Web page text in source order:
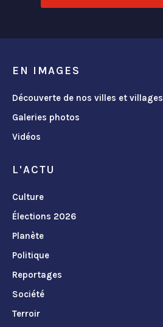
EN IMAGES
Découverte de nos villes et villages
Galeries photos
Vidéos
L'ACTU
Culture
Élections 2026
Planète
Politique
Reportages
Société
Terroir